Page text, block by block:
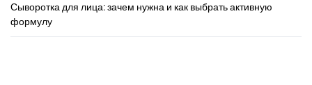
Сыворотка для лица: зачем нужна и как выбрать активную
формулу